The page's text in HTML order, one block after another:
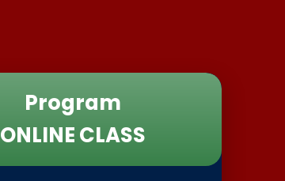
Program
ONLINE CLASS